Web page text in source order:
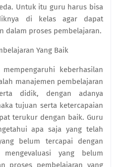
Untuk itu guru harus bisa
di kelas agar dapat
dalam proses pembelajaran.
Yang Baik
keberhasilan
manajemen pembelajaran
didik, dengan adanya
tujuan serta ketercapaian
terukur dengan baik. Guru
apa saja yang telah
belum tercapai dengan
yang belum
proses pembelajaran yang